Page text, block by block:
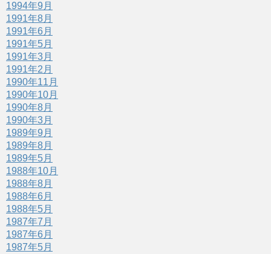
1994年9月
1991年8月
1991年6月
1991年5月
1991年3月
1991年2月
1990年11月
1990年10月
1990年8月
1990年3月
1989年9月
1989年8月
1989年5月
1988年10月
1988年8月
1988年6月
1988年5月
1987年7月
1987年6月
1987年5月